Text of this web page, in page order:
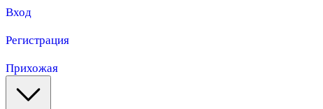
Вход
Регистрация
Прихожая